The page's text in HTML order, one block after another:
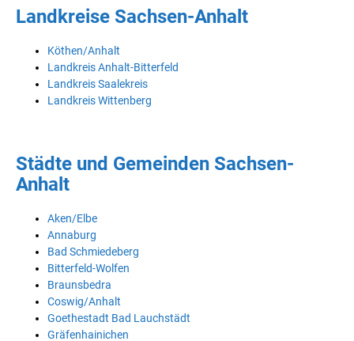
Landkreise Sachsen-Anhalt
Köthen/Anhalt
Landkreis Anhalt-Bitterfeld
Landkreis Saalekreis
Landkreis Wittenberg
Städte und Gemeinden Sachsen-
Anhalt
Aken/Elbe
Annaburg
Bad Schmiedeberg
Bitterfeld-Wolfen
Braunsbedra
Coswig/Anhalt
Goethestadt Bad Lauchstädt
Gräfenhainichen